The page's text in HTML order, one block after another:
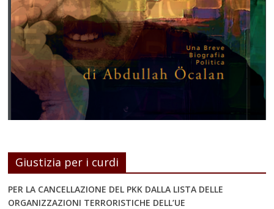
Giustizia per i curdi
PER LA CANCELLAZIONE DEL PKK DALLA LISTA DELLE
ORGANIZZAZIONI TERRORISTICHE DELL’UE